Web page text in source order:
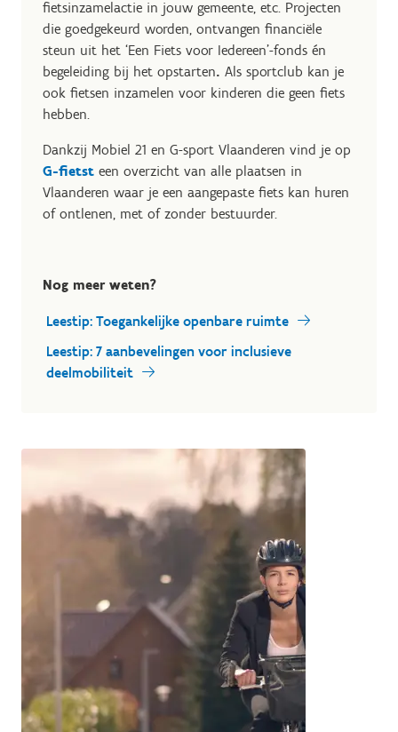
fietsinzamelactie in jouw gemeente, etc. Projecten
die goedgekeurd worden, ontvangen financiële
steun uit het ‘Een Fiets voor Iedereen’-fonds én
begeleiding bij het opstarten. Als sportclub kan je
ook fietsen inzamelen voor kinderen die geen fiets
hebben.
Dankzij Mobiel 21 en G-sport Vlaanderen vind je op
G-fietst een overzicht van alle plaatsen in
Vlaanderen waar je een aangepaste fiets kan huren
of ontlenen, met of zonder bestuurder.
Nog meer weten?
Leestip: Toegankelijke openbare ruimte
Leestip: 7 aanbevelingen voor inclusieve
deelmobiliteit